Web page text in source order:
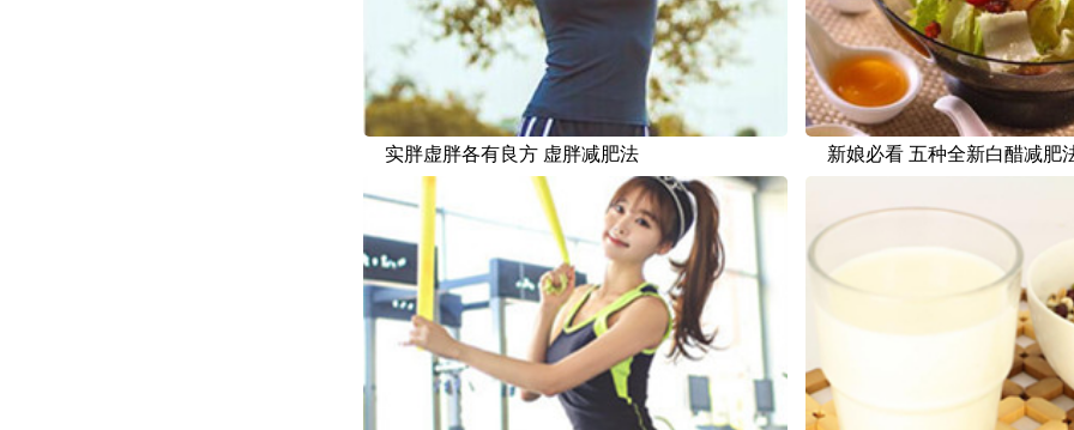
实胖虚胖各有良方 虚胖减肥法 新娘必看 五种全新白醋减肥